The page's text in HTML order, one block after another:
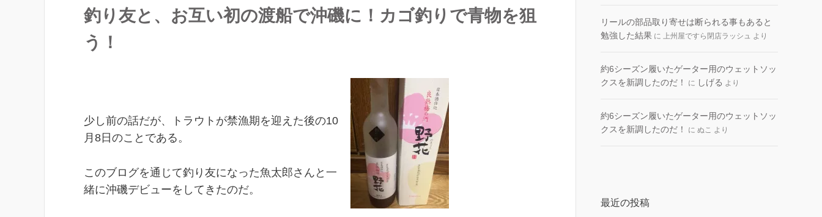
釣り友と、お互い初の渡船で沖磯に！カゴ釣りで青物を狙
う！
少し前の話だが、トラウトが禁漁期を迎えた後の10
月8日のことである。
このブログを通じて釣り友になった魚太郎さんと一
緒に沖磯デビューをしてきたのだ。
リールの部品取り寄せは断られる事もあると
勉強した結果 に 上州屋ですら閉店ラッシュ より
約6シーズン履いたゲーター用のウェットソッ
クスを新調したのだ！
に しげる より
約6シーズン履いたゲーター用のウェットソッ
クスを新調したのだ！
に ぬこ より
最近の投稿